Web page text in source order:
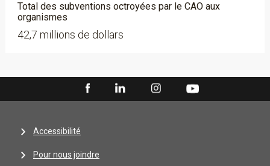
Total des subventions octroyées par le CAO aux
organismes
42,7 millions de dollars
Accessibilité
Pour nous joindre